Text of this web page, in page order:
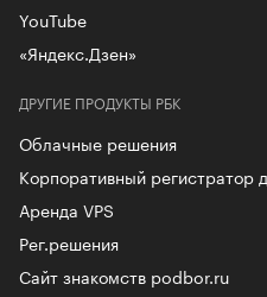
ДРУГИЕ ПРОДУКТЫ РБК
Облачные решения
Корпоративный регистратор
Аренда VPS
Рег.решения
Сайт знакомств podbor.ru
YouTube
«Яндекс.Дзен»